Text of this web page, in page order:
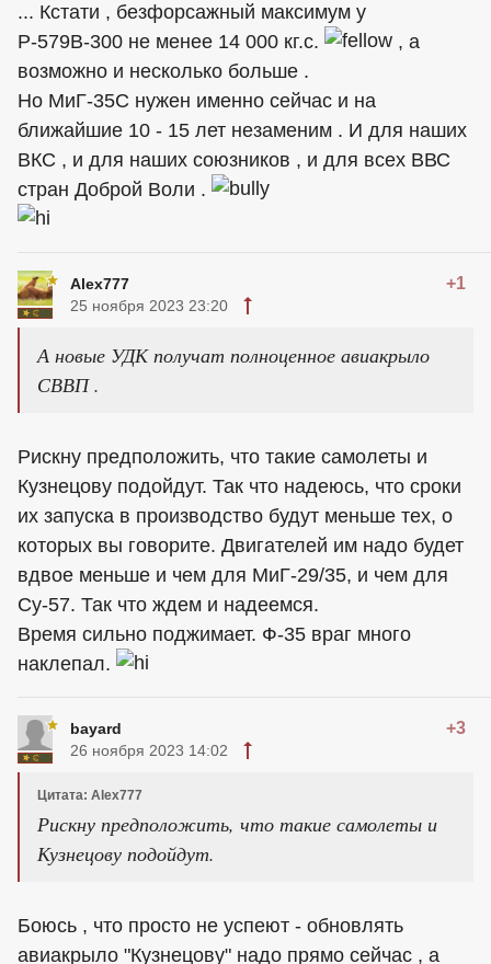
... Кстати , безфорсажный максимум у
Р-579В-300 не менее 14 000 кг.с.
, а
возможно и несколько больше .
Но МиГ-35С нужен именно сейчас и на
ближайшие 10 - 15 лет незаменим . И для наших
ВКС , и для наших союзников , и для всех ВВС
стран Доброй Воли .
Alex777 +1
25 ноября 2023 23:20
А новые УДК получат полноценное авиакрыло
СВВП .
Рискну предположить, что такие самолеты и
Кузнецову подойдут. Так что надеюсь, что сроки
их запуска в производство будут меньше тех, о
которых вы говорите. Двигателей им надо будет
вдвое меньше и чем для МиГ-29/35, и чем для
Су-57. Так что ждем и надеемся.
Время сильно поджимает. Ф-35 враг много
наклепал.
bayard +3
26 ноября 2023 14:02
Цитата: Alex777
Рискну предположить, что такие самолеты и
Кузнецову подойдут.
Боюсь , что просто не успеют - обновлять
авиакрыло "Кузнецову" надо прямо сейчас , а